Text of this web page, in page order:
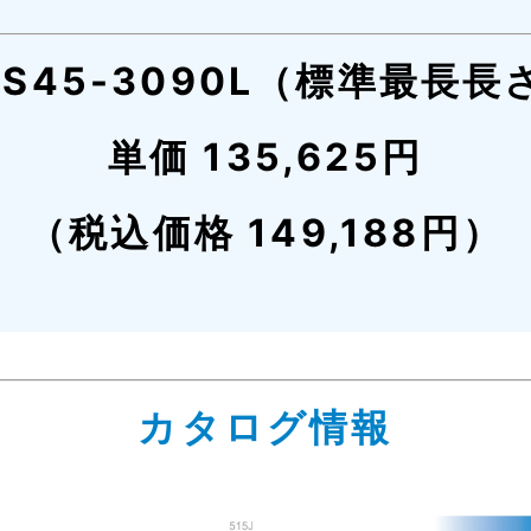
3090L（標準最長長
単価 135,625円
（税込価格 149,188円）
カタログ情報